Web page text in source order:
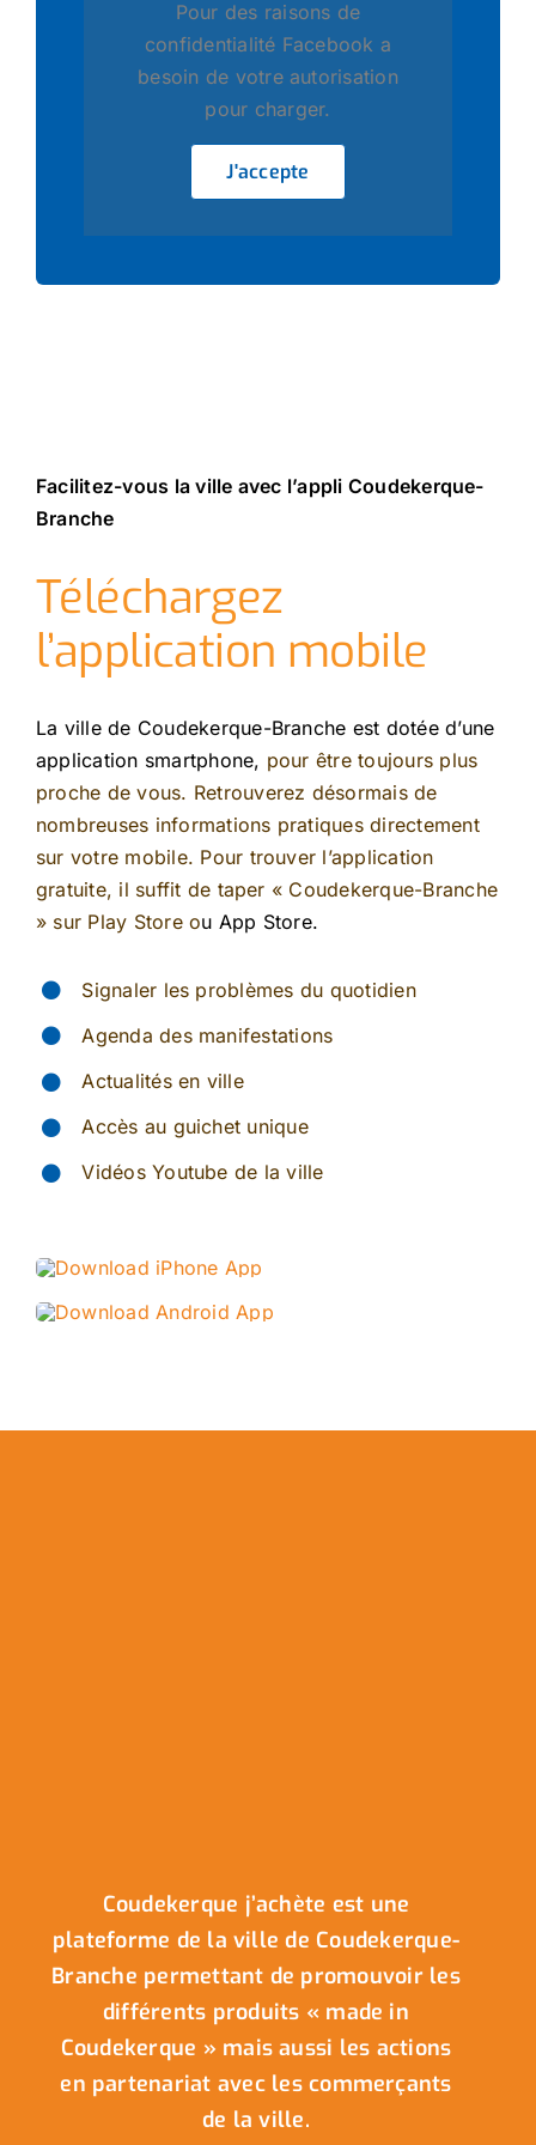
Pour des raisons de
confidentialité Facebook a
besoin de votre autorisation
pour charger.
J'accepte
Facilitez-vous la ville avec l’appli Coudekerque-
Branche
Téléchargez
l’application mobile
La ville de Coudekerque-Branche est dotée d’une
application smartphone, pour être toujours plus
proche de vous. Retrouverez désormais de
nombreuses informations pratiques directement
sur votre mobile. Pour trouver l’application
gratuite, il suffit de taper « Coudekerque-Branche
» sur Play Store ou App Store.
Signaler les problèmes du quotidien
Agenda des manifestations
Actualités en ville
Accès au guichet unique
Vidéos Youtube de la ville
Coudekerque j’achète est une
plateforme de la ville de Coudekerque-
Branche permettant de promouvoir les
différents produits « made in
Coudekerque » mais aussi les actions
en partenariat avec les commerçants
de la ville.